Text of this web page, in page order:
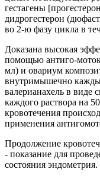
гестагены
дидрогестерон
во 2-ю фазу цикла в
Доказана высокая
помощью антиго-
мл) и овариум
внутримышечно
валерианахель в виде
каждого раствора на
кровотечения
применения
Продолжение
- показание для
состояния эндометрия.